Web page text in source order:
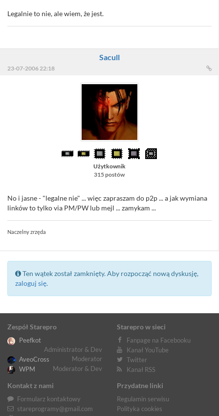
Legalnie to nie, ale wiem, że jest.
Sacull
23-07-2006 22:18
Użytkownik
315 postów
No i jasne - "legalne nie" ... więc zapraszam do p2p ... a jak wymiana
linków to tylko via PM/PW lub mejl ... zamykam ...
Naczelny zrzęda
Ten wątek został zamknięty. Aby rozpocząć nową dyskusję,
zaloguj się.
Zespół Starepro
Peefkot
Administrator & Dev
AveoCross
Moderator
WPM
Moderator & Dev
Starepro w sieci
Fanpage na Facebooku
Kanał YouTube
Twitter
Kanał RSS
Kontakt z nami
Formularz kontaktowy
stareprogramy@gmail.com
Przydatne linki
Regulamin serwisu
Polityka cookies